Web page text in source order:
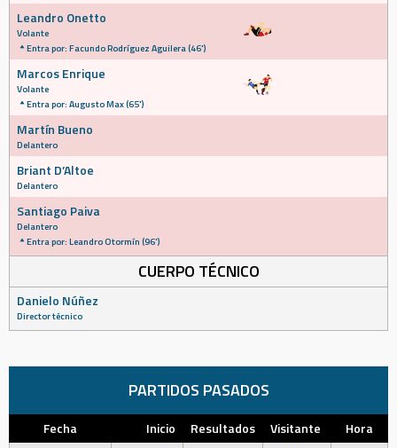
Leandro Onetto
Volante
Entra por: Facundo Rodríguez Aguilera (46')
Marcos Enrique
Volante
Entra por: Augusto Max (65')
Martín Bueno
Delantero
Briant D’Altoe
Delantero
Santiago Paiva
Delantero
Entra por: Leandro Otormín (96')
CUERPO TÉCNICO
Danielo Núñez
Director técnico
PARTIDOS PASADOS
Fecha Inicio Resultados Visitante
Hora